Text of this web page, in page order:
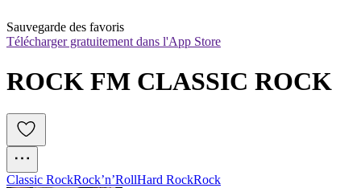
Sauvegarde des favoris
Télécharger gratuitement dans l'App Store
ROCK FM CLASSIC ROCK
Classic RockRock’n’RollHard RockRock